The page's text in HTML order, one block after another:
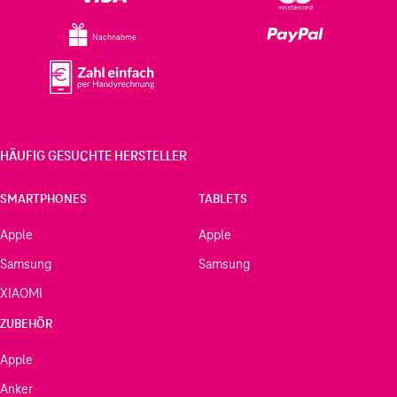
Nachnahme
HÄUFIG GESUCHTE HERSTELLER
SMARTPHONES
Apple
Samsung
XIAOMI
TABLETS
Apple
Samsung
ZUBEHÖR
Apple
Anker